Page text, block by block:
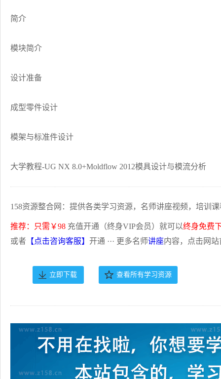
简介
模块简介
设计准备
成型零件设计
模架与标准件设计
大学教程-UG NX 8.0+Moldflow 2012模具设计与模流分析
158资源整合网：提供各类学习资源，名师讲座视频，培训
推荐：只需￥98 充值开通（终身VIP会员）就可以终身免费
或者 【点击咨询客服】 开通 ··· 更多名师讲座内容，点击网
立即下载 查看所有学习资源